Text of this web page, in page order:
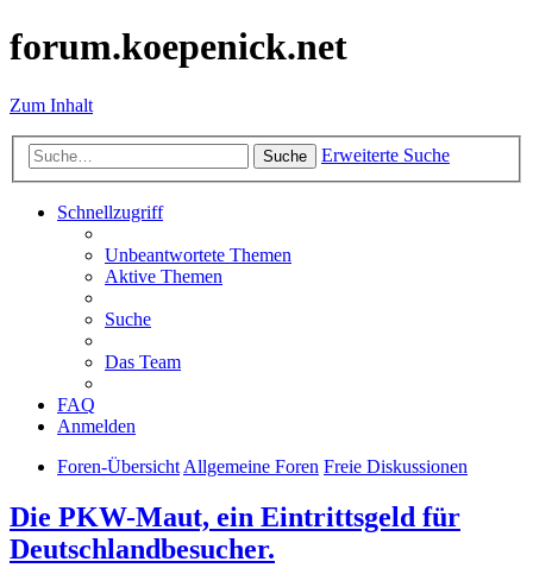
forum.koepenick.net
Zum Inhalt
Suche Erweiterte Suche
Schnellzugriff
Unbeantwortete Themen
Aktive Themen
Suche
Das Team
FAQ
Anmelden
Foren-ÜbersichtAllgemeine Foren Freie Diskussionen
Die PKW-Maut, ein Eintrittsgeld für
Deutschlandbesucher.